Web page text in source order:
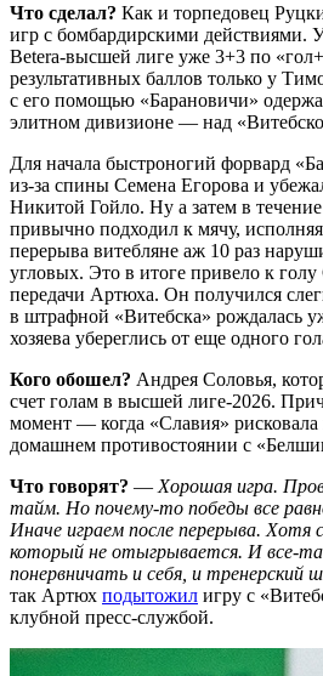
Что сделал? Как и торпедовец
игр с бомбардирскими действиями.
Betera-высшей лиге уже 3+3 по
результативных баллов только у
с его помощью «Барановичи»
элитном дивизионе — над
Для начала быстроногий форвард
из-за спины Семена Егорова и
Никитой Гойло. Ну а затем в
привычно подходил к мячу,
перерыва витебляне аж 10 раз
угловых. Это в итоге привело к
передачи Артюха. Он получился
в штрафной «Витебска» рождалась
хозяева убереглись от еще одного
Кого обошел? Андрея Соловья,
счет голам в высшей лиге-2026.
момент — когда «Славия» рисковала
домашнем противостоянии с
Что говорят? — Хорошая игра.
тайм. Но почему-то победы все
Иначе играем после перерыва.
который не отыгрывается. И все-
понервничать и себя, и тренерский
так Артюх подытожил игру с
клубной пресс-службой.